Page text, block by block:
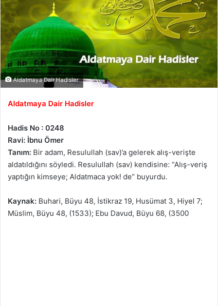
Aldatmaya Dair Hadisler
Aldatmaya Dair Hadisler
Hadis No : 0248
Ravi: İbnu Ömer
Tanım: Bir adam, Resulullah (sav)’a gelerek alış-verişte
aldatıldığını söyledi. Resulullah (sav) kendisine: “Alış-veriş
yaptığın kimseye; Aldatmaca yok! de” buyurdu.
Kaynak: Buhari, Büyu 48, İstikraz 19, Husümat 3, Hiyel 7;
Müslim, Büyu 48, (1533); Ebu Davud, Büyu 68, (3500